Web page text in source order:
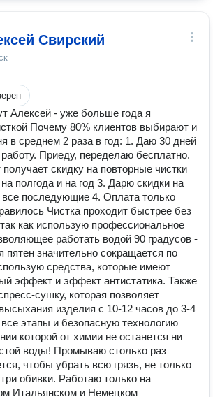
Свирский
Алексей - уже больше года я
Почему 80% клиентов выбирают и
в среднем 2 раза в год: 1. Даю 30 дней
Приеду, переделаю бесплатно.
скидку на повторные чистки
полгода и на год 3. Дарю скидки на
все последующие 4. Оплата только
Чистка проходит быстрее без
как использую профессиональное
работать водой 90 градусов -
пятен значительно сокращается по
средства, которые имеют
эффект и эффект антистатика. Также
сушку, которая позволяет
изделия с 10-12 часов до 3-4
этапы и безопасную технологию
которой от химии не останется ни
воды! Промываю столько раз
чтобы убрать всю грязь, не только
обивки. Работаю только на
Итальянском и Немецком